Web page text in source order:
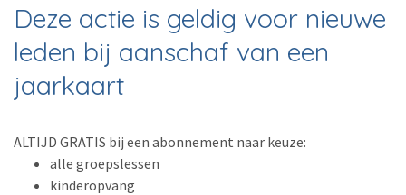
Deze actie is geldig voor nieuwe
leden bij aanschaf van een
jaarkaart
ALTIJD GRATIS bij een abonnement naar keuze:
alle groepslessen
kinderopvang